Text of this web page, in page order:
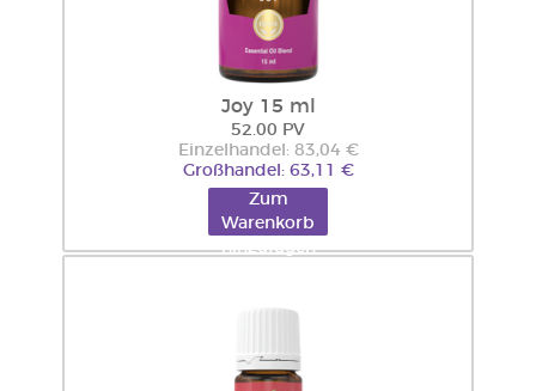
Joy 15 ml
52.00 PV
Einzelhandel: 83,04 €
Großhandel: 63,11 €
Zum
Warenkorb
hinzufügen